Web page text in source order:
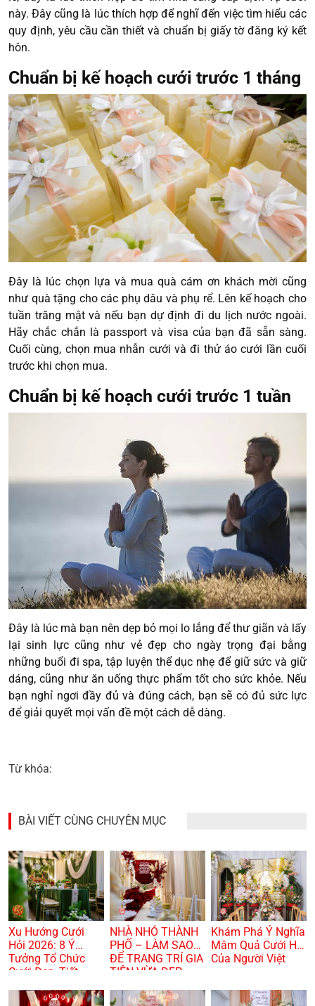
này. Đây cũng là lúc thích hợp để nghĩ đến việc tìm hiểu các
quy định, yêu cầu cần thiết và chuẩn bị giấy tờ đăng ký kết
hôn.
Chuẩn bị kế hoạch cưới trước 1 tháng
Đây là lúc chọn lựa và mua quà cám ơn khách mời cũng
như quà tặng cho các phụ dâu và phụ rể. Lên kế hoạch cho
tuần trăng mật và nếu bạn dự định đi du lịch nước ngoài.
Hãy chắc chắn là passport và visa của bạn đã sẵn sàng.
Cuối cùng, chọn mua nhẫn cưới và đi thử áo cưới lần cuối
trước khi chọn mua.
Chuẩn bị kế hoạch cưới trước 1 tuần
Đây là lúc mà bạn nên dẹp bỏ mọi lo lắng để thư giãn và lấy
lại sinh lực cũng như vẻ đẹp cho ngày trọng đại bằng
những buổi đi spa, tập luyện thể dục nhẹ để giữ sức và giữ
dáng, cũng như ăn uống thực phẩm tốt cho sức khỏe. Nếu
bạn nghỉ ngơi đầy đủ và đúng cách, bạn sẽ có đủ sức lực
để giải quyết mọi vấn đề một cách dễ dàng.
Từ khóa:
BÀI VIẾT CÙNG CHUYÊN MỤC
Xu Hướng Cưới
Hỏi 2026: 8 Ý
Tưởng Tổ Chức
Cưới Đẹp, Tiết
NHÀ NHỎ THÀNH
PHỐ – LÀM SAO
ĐỂ TRANG TRÍ GIA
TIÊN VỪA ĐẸP
TRỌNG? 🏠🌸
Khám Phá Ý Nghĩa
Mâm Quả Cưới Hỏi
Của Người Việt